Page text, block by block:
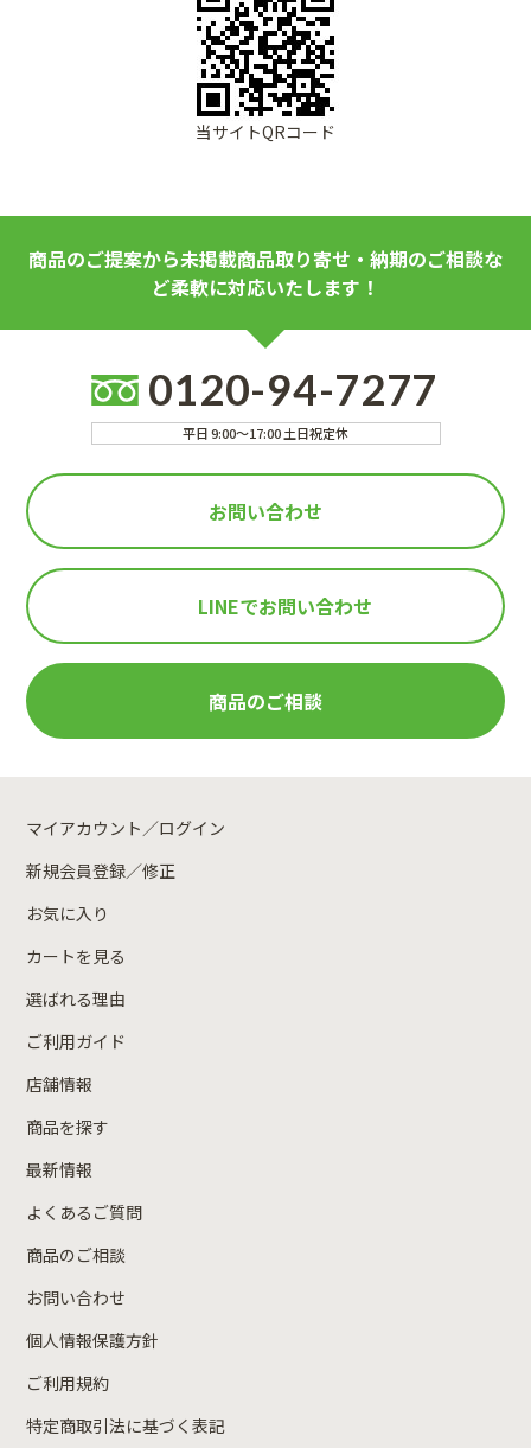
当サイトQRコード
商品のご提案から未掲載商品取り寄せ・納期のご相談な
ど柔軟に対応いたします！
0120-94-7277
平日 9:00～17:00 土日祝定休
お問い合わせ
LINEでお問い合わせ
商品のご相談
マイアカウント／ログイン
新規会員登録／修正
お気に入り
カートを見る
選ばれる理由
ご利用ガイド
店舗情報
商品を探す
最新情報
よくあるご質問
商品のご相談
お問い合わせ
個人情報保護方針
ご利用規約
特定商取引法に基づく表記